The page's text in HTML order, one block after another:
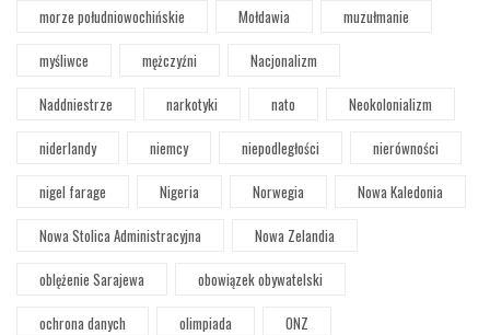
morze południowochińskie
Mołdawia
muzułmanie
myśliwce
mężczyźni
Nacjonalizm
Naddniestrze
narkotyki nato
Neokolonializm
niderlandy
niemcy niepodległości
nierówności
nigel farage
Nigeria Norwegia
Nowa Kaledonia
Nowa Stolica Administracyjna
Nowa Zelandia
oblężenie Sarajewa
obowiązek obywatelski
ochrona danych
olimpiada
ONZ